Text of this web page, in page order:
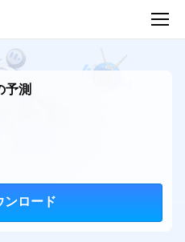
予測
ンロード